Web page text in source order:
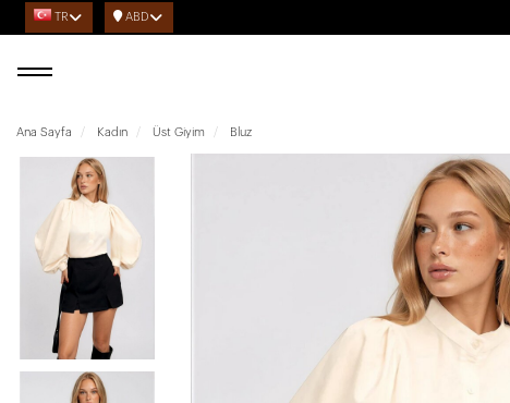
TR ABD
Ana Sayfa Kadın Üst Giyim Bluz